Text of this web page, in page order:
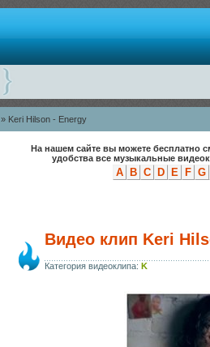
» Keri Hilson - Energy
На нашем сайте вы можете бесплатно
удобства все музыкальные
A B C D E F G
Видео клип Keri
Категория видеоклипа: K